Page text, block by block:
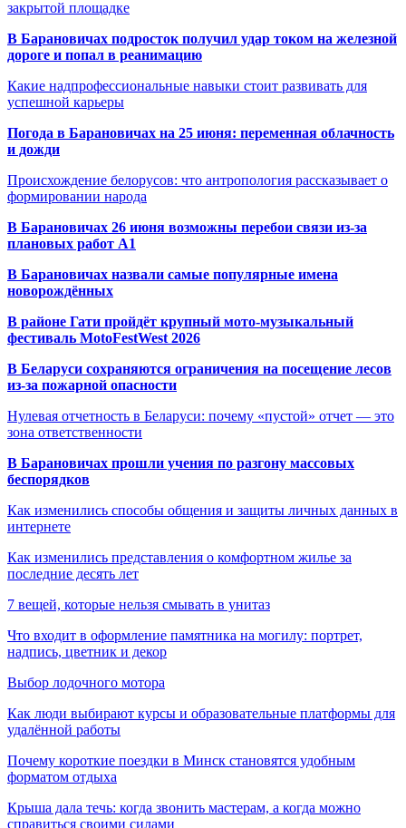
закрытой площадке
В Барановичах подросток получил удар током на железной
дороге и попал в реанимацию
Какие надпрофессиональные навыки стоит развивать для
успешной карьеры
Погода в Барановичах на 25 июня: переменная облачность
и дожди
Происхождение белорусов: что антропология рассказывает о
формировании народа
В Барановичах 26 июня возможны перебои связи из-за
плановых работ A1
В Барановичах назвали самые популярные имена
новорождённых
В районе Гати пройдёт крупный мото-музыкальный
фестиваль MotoFestWest 2026
В Беларуси сохраняются ограничения на посещение лесов
из-за пожарной опасности
Нулевая отчетность в Беларуси: почему «пустой» отчет — это
зона ответственности
В Барановичах прошли учения по разгону массовых
беспорядков
Как изменились способы общения и защиты личных данных в
интернете
Как изменились представления о комфортном жилье за
последние десять лет
7 вещей, которые нельзя смывать в унитаз
Что входит в оформление памятника на могилу: портрет,
надпись, цветник и декор
Выбор лодочного мотора
Как люди выбирают курсы и образовательные платформы для
удалённой работы
Почему короткие поездки в Минск становятся удобным
форматом отдыха
Крыша дала течь: когда звонить мастерам, а когда можно
справиться своими силами